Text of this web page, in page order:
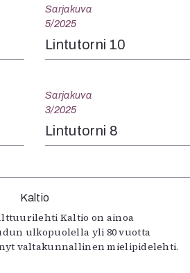
Sarjakuva
5/2025
Lintutorni 10
Sarjakuva
3/2025
Lintutorni 8
Kaltio
Kaltio on ainoa
ulkopuolella yli 80 vuotta
valtakunnallinen mielipidelehti.